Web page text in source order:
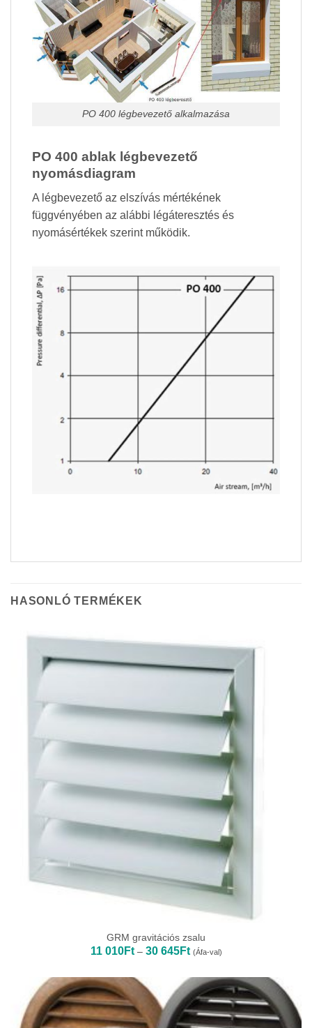
PO 400 légbevezető alkalmazása
PO 400 ablak légbevezető
nyomásdiagram
A légbevezető az elszívás mértékének
függvényében az alábbi légáteresztés és
nyomásértékek szerint működik.
HASONLÓ TERMÉKEK
GRM gravitációs zsalu
11 010Ft – 30 645FtÁrtartomány:
11
-
30
645Ft
(Áfa-val)